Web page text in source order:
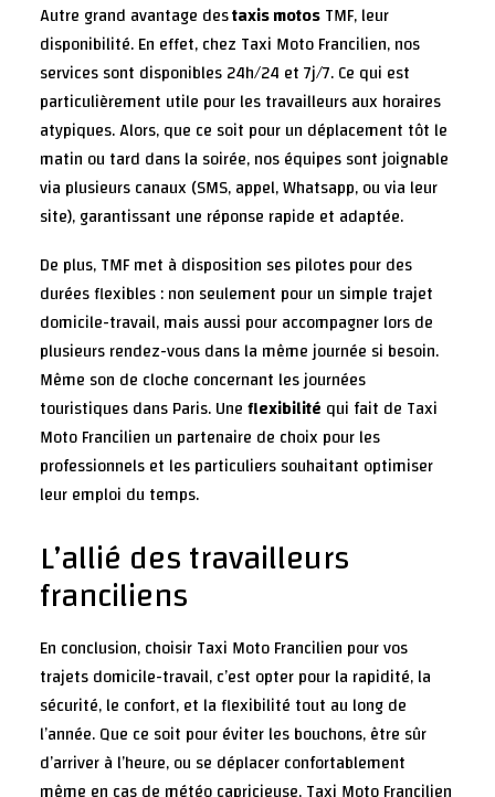
Autre grand avantage destaxis motosTMF, leur
disponibilité. En effet, chez Taxi Moto Francilien, nos
services sont disponibles 24h/24 et 7j/7. Ce qui est
particulièrement utile pour les travailleurs aux horaires
atypiques. Alors, que ce soit pour un déplacement tôt le
matin ou tard dans la soirée, nos équipes sont joignable
via plusieurs canaux (SMS, appel, Whatsapp, ou via leur
site), garantissant une réponse rapide et adaptée.
De plus, TMF met à disposition ses pilotes pour des
durées flexibles : non seulement pour un simple trajet
domicile-travail, mais aussi pour accompagner lors de
plusieurs rendez-vous dans la même journée si besoin.
Même son de cloche concernant les journées
touristiques dans Paris. Uneflexibilité qui fait de Taxi
Moto Francilien un partenaire de choix pour les
professionnels et les particuliers souhaitant optimiser
leur emploi du temps.
L’allié des travailleurs
franciliens
En conclusion, choisir Taxi Moto Francilien pour vos
trajets domicile-travail, c’est opter pour la rapidité, la
sécurité, le confort, et la flexibilité tout au long de
l’année. Que ce soit pour éviter les bouchons, être sûr
d’arriver à l’heure, ou se déplacer confortablement